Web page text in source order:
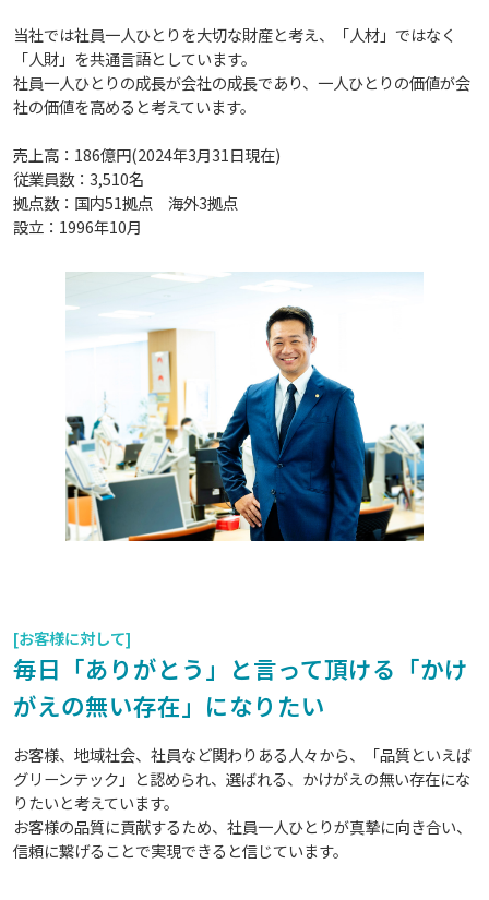
当社では社員一人ひとりを大切な財産と考え、「人材」ではなく
「人財」を共通言語としています。
社員一人ひとりの成長が会社の成長であり、一人ひとりの価値が会
社の価値を高めると考えています。
売上高：186億円(2024年3月31日現在)
従業員数：3,510名
拠点数：国内51拠点 海外3拠点
設立：1996年10月
[お客様に対して]
毎日「ありがとう」と言って頂ける「かけ
がえの無い存在」になりたい
お客様、地域社会、社員など関わりある人々から、「品質といえば
グリーンテック」と認められ、選ばれる、かけがえの無い存在にな
りたいと考えています。
お客様の品質に貢献するため、社員一人ひとりが真摯に向き合い、
信頼に繋げることで実現できると信じています。